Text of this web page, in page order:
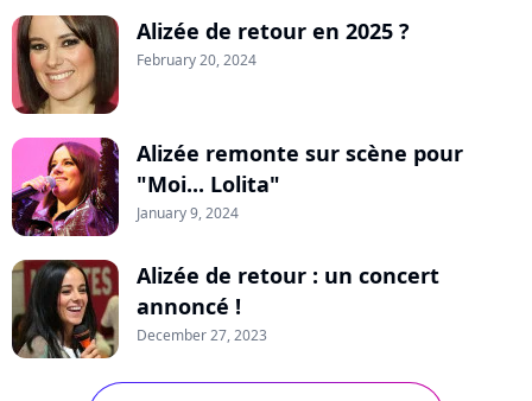
Alizée de retour en 2025 ?
February 20, 2024
Alizée remonte sur scène pour
"Moi... Lolita"
January 9, 2024
Alizée de retour : un concert
annoncé !
December 27, 2023